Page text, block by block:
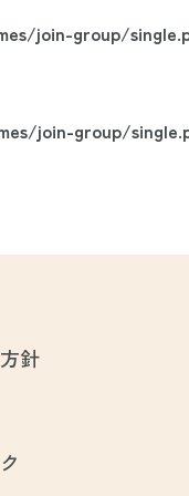
join-group/
join-group/
針